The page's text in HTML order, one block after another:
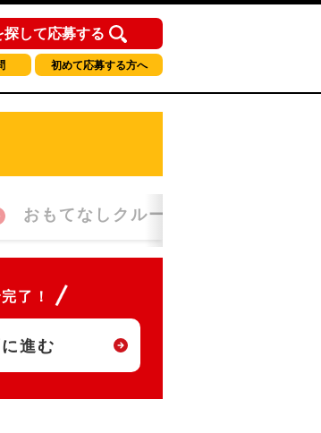
探して応募する
初めて応募する方へ
おもてなしクルー
了！
進む